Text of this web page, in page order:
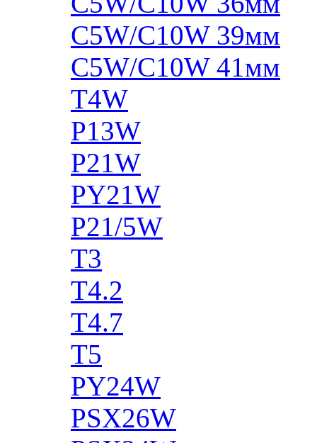
C5W/C10W 39мм
C5W/C10W 41мм
T4W
P13W
P21W
PY21W
P21/5W
T3
T4.2
T4.7
T5
PY24W
PSX26W